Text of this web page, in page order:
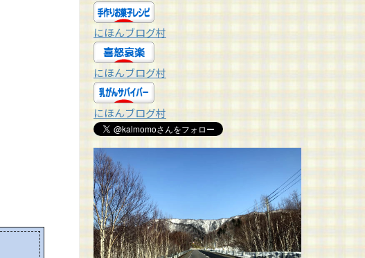
にほんブログ村
にほんブログ村
にほんブログ村